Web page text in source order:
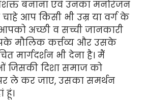
बनाना एवं उनका मनोरंजन
आप किसी भी उम्र या वर्ग के
आपको अच्छी व सच्ची जानकारी
मौलिक कर्त्तव्य और उसके
मार्गदर्शन भी देना है। मैं
जिसकी दिशा समाज को
ले कर जाए, उसका समर्थन
हूं।